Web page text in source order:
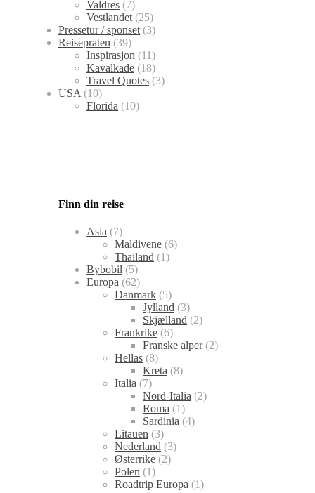
Valdres (7)
Vestlandet (25)
Pressetur / sponset (3)
Reisepraten (39)
Inspirasjon (11)
Kavalkade (18)
Travel Quotes (3)
USA (10)
Florida (10)
Finn din reise
Asia (7)
Maldivene (6)
Thailand (1)
Bybobil (5)
Europa (62)
Danmark (5)
Jylland (3)
Skjælland (2)
Frankrike (6)
Franske alper(2)
Hellas (8)
Kreta (8)
Italia (7)
Nord-Italia (2)
Roma (1)
Sardinia (4)
Litauen (3)
Nederland (3)
Østerrike (2)
Polen (1)
Roadtrip Europa (1)